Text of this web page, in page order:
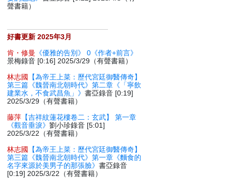
聲書籍）
好書更新 2025年3月
肯・修曼
《優雅的告別》 0《作者+前言》
景梅錄音 [0:16] 2025/3/29（有聲書籍）
林志國
【為帝王上菜：歷代宮廷御醫傳奇】
第三篇《魏晉南北朝時代》第二章《「寧飲
建業水，不食武昌魚」》書亞錄音 [0:19]
2025/3/29（有聲書籍）
藤萍 【吉祥紋蓮花樓卷二：玄武】 第一章
《觀音垂淚》劉小珍錄音 [5:01]
2025/3/22（有聲書籍）
林志國
【為帝王上菜：歷代宮廷御醫傳奇】
第三篇《魏晉南北朝時代》第一章《麵食的
名字來源於美男子的那張臉》書亞錄音
[0:19] 2025/3/22（有聲書籍）